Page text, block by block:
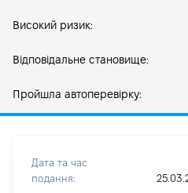
Високий ризик:
Відповідальне становище:
Пройшла автоперевірку:
Дата та час
подання: